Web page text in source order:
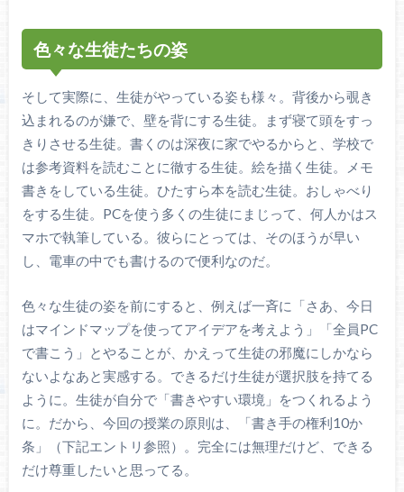
色々な生徒たちの姿
そして実際に、生徒がやっている姿も様々。背後から覗き
込まれるのが嫌で、壁を背にする生徒。まず寝て頭をすっ
きりさせる生徒。書くのは深夜に家でやるからと、学校で
は参考資料を読むことに徹する生徒。絵を描く生徒。メモ
書きをしている生徒。ひたすら本を読む生徒。おしゃべり
をする生徒。PCを使う多くの生徒にまじって、何人かはス
マホで執筆している。彼らにとっては、そのほうが早い
し、電車の中でも書けるので便利なのだ。
色々な生徒の姿を前にすると、例えば一斉に「さあ、今日
はマインドマップを使ってアイデアを考えよう」「全員PC
で書こう」とやることが、かえって生徒の邪魔にしかなら
ないよなあと実感する。できるだけ生徒が選択肢を持てる
ように。生徒が自分で「書きやすい環境」をつくれるよう
に。だから、今回の授業の原則は、「書き手の権利10か
条」（下記エントリ参照）。完全には無理だけど、できる
だけ尊重したいと思ってる。